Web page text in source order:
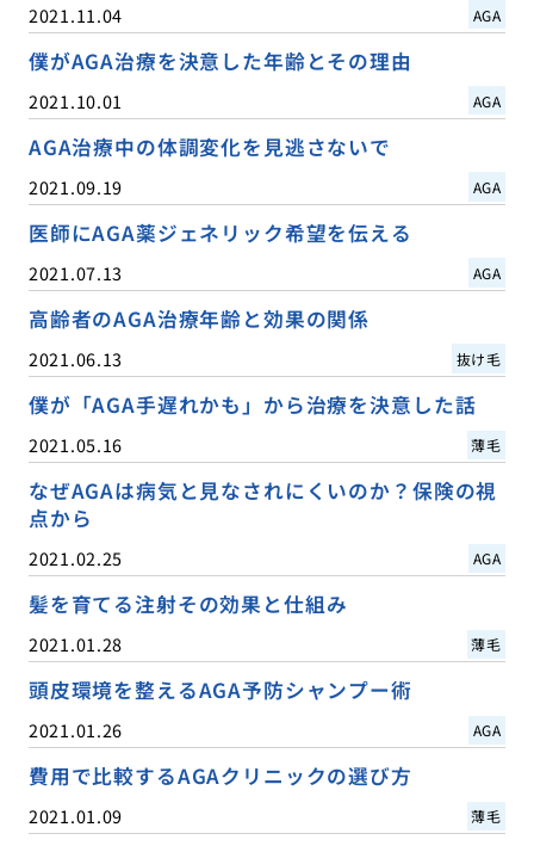
2021.11.04 AGA
僕がAGA治療を決意した年齢とその理由
2021.10.01 AGA
AGA治療中の体調変化を見逃さないで
2021.09.19 AGA
医師にAGA薬ジェネリック希望を伝える
2021.07.13 AGA
高齢者のAGA治療年齢と効果の関係
2021.06.13 抜け毛
僕が「AGA手遅れかも」から治療を決意した話
2021.05.16 薄毛
なぜAGAは病気と見なされにくいのか？保険の視
点から
2021.02.25 AGA
髪を育てる注射その効果と仕組み
2021.01.28 薄毛
頭皮環境を整えるAGA予防シャンプー術
2021.01.26 AGA
費用で比較するAGAクリニックの選び方
2021.01.09 薄毛